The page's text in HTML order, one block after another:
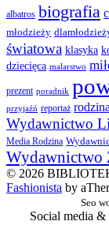
albatros biografia
młodzieży
światowa klasyka
dziecięca malarstwo
prezent poradnik
przyjaźń reportaż
Wydawnictwo
Media Rodzina
Wydawnictwo
© 2026
Fashionista by
Seo
Social media